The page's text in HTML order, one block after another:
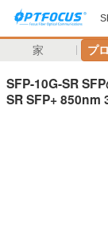
家 プ
SFP-10G-SR
SR SFP+ 850nm